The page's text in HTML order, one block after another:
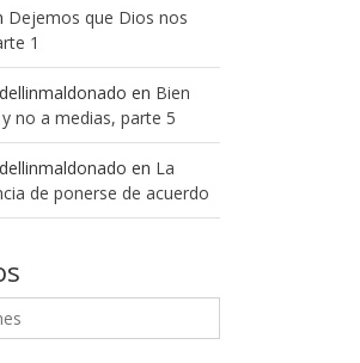
Dejemos que Dios nos
1
en Bien
no a medias, parte 5
en La
de ponerse de acuerdo